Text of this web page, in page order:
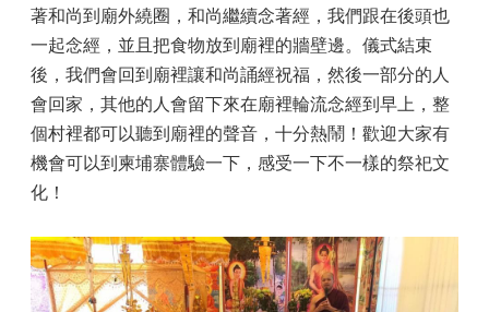
著和尚到廟外繞圈，和尚繼續念著經，我們跟在後頭也
一起念經，並且把食物放到廟裡的牆壁邊。儀式結束
後，我們會回到廟裡讓和尚誦經祝福，然後一部分的人
會回家，其他的人會留下來在廟裡輪流念經到早上，整
個村裡都可以聽到廟裡的聲音，十分熱鬧！歡迎大家有
機會可以到柬埔寨體驗一下，感受一下不一樣的祭祀文
化！